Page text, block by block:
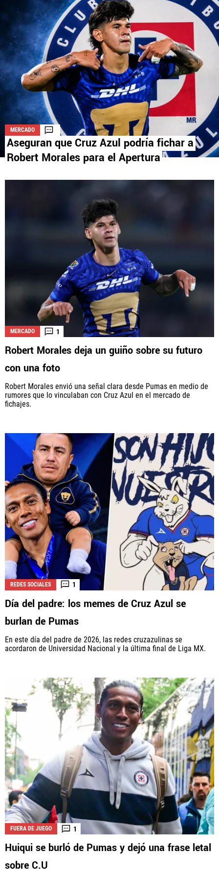
La aceptación de una de las ofertas presentadas en esta página
puede dar lugar a un pago aVamos Azul. Este pago puede influir en
cómo y dónde aparecen los operadores de juego en la página y en el
orden en que aparecen, pero no influye en nuestras evaluaciones.
MERCADO
Aseguran que Cruz Azul podría fichar a
Robert Morales para el Apertura
MERCADO 1
Robert Morales deja un guiño sobre su futuro
con una foto
Robert Morales envió una señal clara desde Pumas en medio de
rumores que lo vinculaban con Cruz Azul en el mercado de
fichajes.
REDES SOCIALES 1
Día del padre: los memes de Cruz Azul se
burlan de Pumas
En este día del padre de 2026, las redes cruzazulinas se
acordaron de Universidad Nacional y la última final de Liga MX.
FUERA DE JUEGO 1
Huiqui se burló de Pumas y dejó una frase letal
sobre C.U